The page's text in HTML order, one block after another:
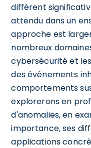
diffèrent
attendu dans un
approche est
nombreux
cybersécurité et
des événements
comportements
explorerons en
d'anomalies, en
importance, ses
applications